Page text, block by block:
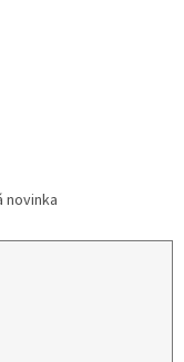
novinka